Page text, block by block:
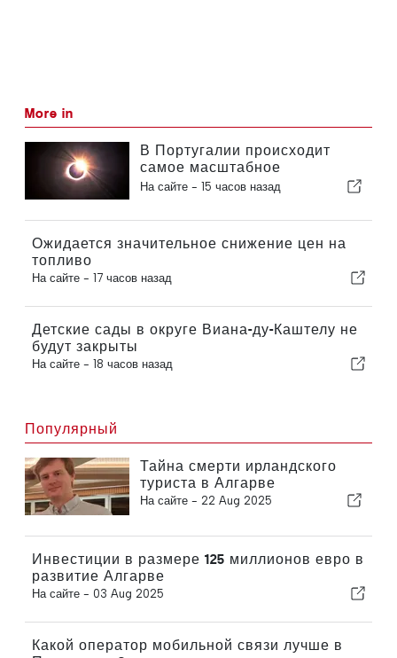
More in
В Португалии происходит
самое масштабное
солнечное затмение столетия
На сайте - 15 часов назад
Ожидается значительное снижение цен на
топливо
На сайте - 17 часов назад
Детские сады в округе Виана-ду-Каштелу не
будут закрыты
На сайте - 18 часов назад
Популярный
Тайна смерти ирландского
туриста в Алгарве
На сайте - 22 Aug 2025
Инвестиции в размере 125 миллионов евро в
развитие Алгарве
На сайте - 03 Aug 2025
Какой оператор мобильной связи лучше в